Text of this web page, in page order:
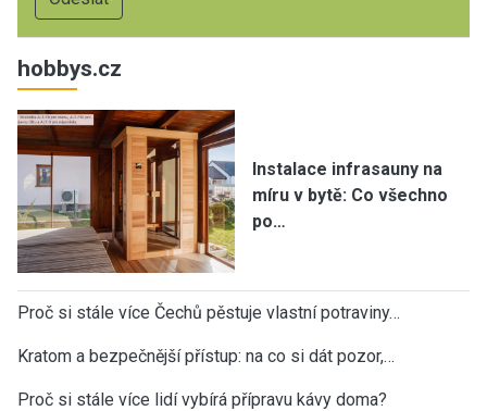
hobbys.cz
Instalace infrasauny na
míru v bytě: Co všechno
po…
Proč si stále více Čechů pěstuje vlastní potraviny…
Kratom a bezpečnější přístup: na co si dát pozor,…
Proč si stále více lidí vybírá přípravu kávy doma?